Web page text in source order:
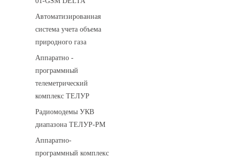
Автоматизированная
система учета объема
природного газа
Аппаратно -
программный
телеметрический
комплекс ТЕЛУР
Радиомодемы УКВ
диапазона ТЕЛУР-РМ
Аппаратно-
программный комплекс